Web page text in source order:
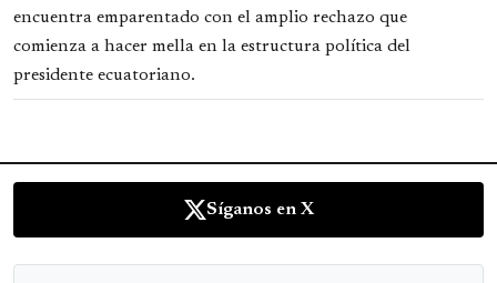
encuentra emparentado con el amplio rechazo que
comienza a hacer mella en la estructura política del
presidente ecuatoriano.
Síganos en X